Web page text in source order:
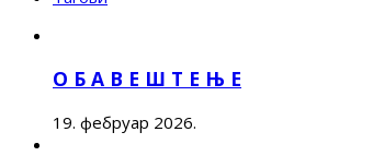
О Б А В Е Ш Т Е Њ Е
19. фебруар 2026.